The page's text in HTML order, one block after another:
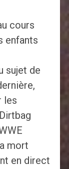
cours
enfants
sujet de
les
mort
en direct